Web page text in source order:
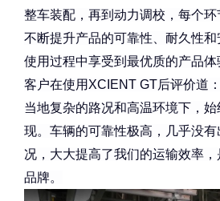
整车装配，再到动力调校，每个环
不断提升产品的可靠性、耐久性
使用过程中享受到最优质的产品
客户在使用XCIENT GT后评价道
当地复杂的路况和高温环境下，
现。车辆的可靠性极高，几乎没
况，大大提高了我们的运输效率
品牌。